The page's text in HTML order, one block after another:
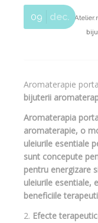
09 dec.
Aromaterapie
bijuterii
Aromaterapia
aromaterapie, o
uleiurile esentiale
sunt concepute
pentru energizare
uleiurile esentiale,
beneficiile
2. Efecte